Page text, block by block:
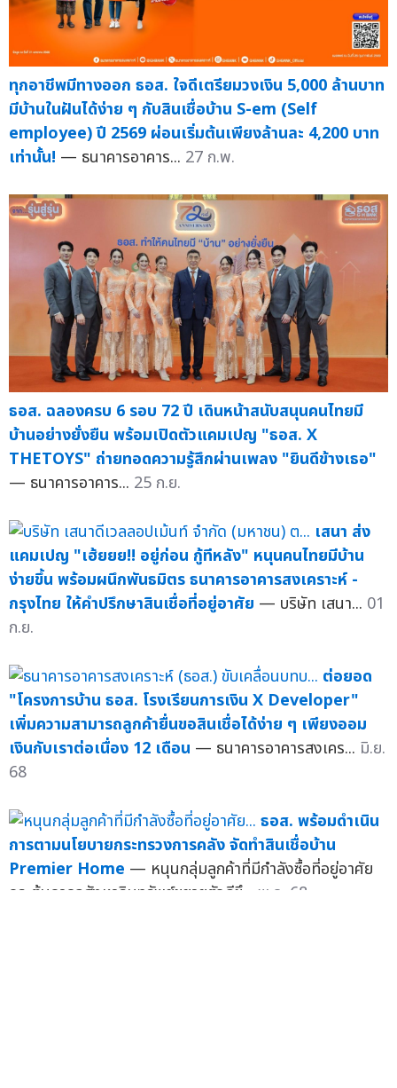
ทุกอาชีพมีทางออก ธอส. ใจดีเตรียมวงเงิน 5,000 ล้านบาท
มีบ้านในฝันได้ง่าย ๆ กับสินเชื่อบ้าน S-em (Self
employee) ปี 2569 ผ่อนเริ่มต้นเพียงล้านละ 4,200 บาท
เท่านั้น! — ธนาคารอาคาร... 27 ก.พ.
ธอส. ฉลองครบ 6 รอบ 72 ปี เดินหน้าสนับสนุนคนไทยมี
บ้านอย่างยั่งยืน พร้อมเปิดตัวแคมเปญ "ธอส. X
THETOYS" ถ่ายทอดความรู้สึกผ่านเพลง "ยินดีข้างเธอ"
— ธนาคารอาคาร... 25 ก.ย.
เสนา ส่ง
แคมเปญ "เฮ้ยยย!! อยู่ก่อน กู้ทีหลัง" หนุนคนไทยมีบ้าน
ง่ายขึ้น พร้อมผนึกพันธมิตร ธนาคารอาคารสงเคราะห์ -
กรุงไทย ให้คำปรึกษาสินเชื่อที่อยู่อาศัย — บริษัท เสนา... 01
ก.ย.
ต่อยอด
"โครงการบ้าน ธอส. โรงเรียนการเงิน X Developer"
เพิ่มความสามารถลูกค้ายื่นขอสินเชื่อได้ง่าย ๆ เพียงออม
เงินกับเราต่อเนื่อง 12 เดือน — ธนาคารอาคารสงเคร... มิ.ย.
68
ธอส. พร้อมดำเนิน
การตามนโยบายกระทรวงการคลัง จัดทำสินเชื่อบ้าน
Premier Home — หนุนกลุ่มลูกค้าที่มีกำลังซื้อที่อยู่อาศัย
กระตุ้นภาคอสังหาริมทรัพย์ขยายตัวดีขึ... พ.ค. 68